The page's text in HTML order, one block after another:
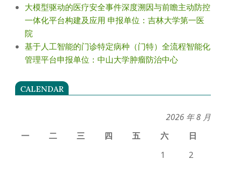
大模型驱动的医疗安全事件深度溯因与前瞻主动防控
一体化平台构建及应用 申报单位：吉林大学第一医
院
基于人工智能的门诊特定病种（门特）全流程智能化
管理平台申报单位：中山大学肿瘤防治中心
CALENDAR
2026 年 8 月
一
二 三 四 五 六
日
1
2